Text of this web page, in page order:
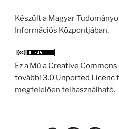
Készült a Magyar
Információs Központjában.
Ez a Mű a Creative Commons
tovább! 3.0 Unported Licenc
megfelelően felhasználható.